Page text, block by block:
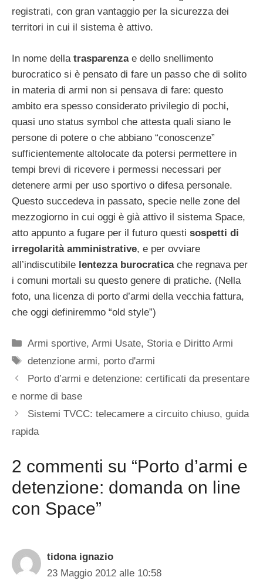
registrati, con gran vantaggio per la sicurezza dei
territori in cui il sistema è attivo.
In nome della trasparenzae dello snellimento
burocratico si è pensato di fare un passo che di solito
in materia di armi non si pensava di fare: questo
ambito era spesso considerato privilegio di pochi,
quasi uno status symbol che attesta quali siano le
persone di potere o che abbiano “conoscenze”
sufficientemente altolocate da potersi permettere in
tempi brevi di ricevere i permessi necessari per
detenere armi per uso sportivo o difesa personale.
Questo succedeva in passato, specie nelle zone del
mezzogiorno in cui oggi è già attivo il sistema Space,
atto appunto a fugare per il futuro questi sospetti di
irregolarità amministrative, e per ovviare
all’indiscutibile lentezza burocraticache regnava per
i comuni mortali su questo genere di pratiche. (Nella
foto, una licenza di porto d’armi della vecchia fattura,
che oggi definiremmo “old style”)
Categorie
Armi sportive,Armi Usate, Storia e Diritto Armi
Tag
detenzione armi, porto d'armi
Porto d’armi e detenzione: certificati da presentare
e norme di base
Sistemi TVCC: telecamere a circuito chiuso, guida
rapida
2 commenti su “Porto d’armi e
detenzione: domanda on line
con Space”
tidona ignazio
23 Maggio 2012 alle 10:58